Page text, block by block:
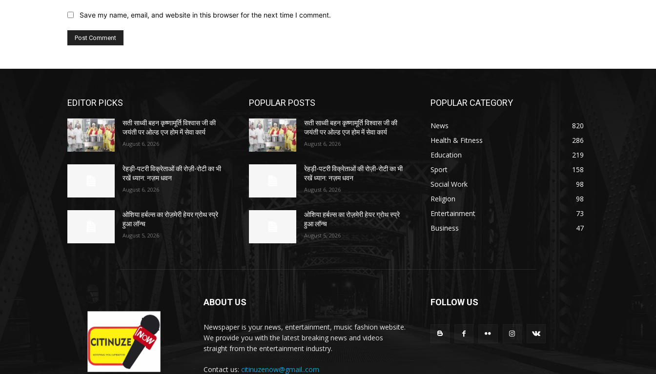
Save my name, email, and website in this browser for the next time I comment.
EDITOR PICKS
सती साध्वी बहन कृष्णामूर्ति विश्वास जी की
जयंती पर ओल्ड एज होम में सेवा कार्य
August 6, 2026
रेहड़ी-पटरी विक्रेताओं की रोज़ी-रोटी का भी
रखें ध्यान: नज़म धवन
August 6, 2026
ओशिया हर्बल्स का रोज़मेरी हेयर ग्रोथ स्प्रे
हुआ लॉन्च
August 5, 2026
POPULAR POSTS
सती साध्वी बहन कृष्णामूर्ति विश्वास जी की
जयंती पर ओल्ड एज होम में सेवा कार्य
August 6, 2026
रेहड़ी-पटरी विक्रेताओं की रोज़ी-रोटी का भी
रखें ध्यान: नज़म धवन
August 6, 2026
ओशिया हर्बल्स का रोज़मेरी हेयर ग्रोथ स्प्रे
हुआ लॉन्च
August 5, 2026
POPULAR CATEGORY
News
820
Health & Fitness
286
Education
219
Sport
158
Social Work
98
Religion
98
Entertainment
73
Business
47
ABOUT US
Newspaper is your news, entertainment, music fashion website.
We provide you with the latest breaking news and videos
straight from the entertainment industry.
Contact us: citinuzenow@gmail..com
FOLLOW US